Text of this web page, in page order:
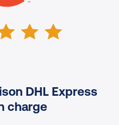
DHL Express
charge